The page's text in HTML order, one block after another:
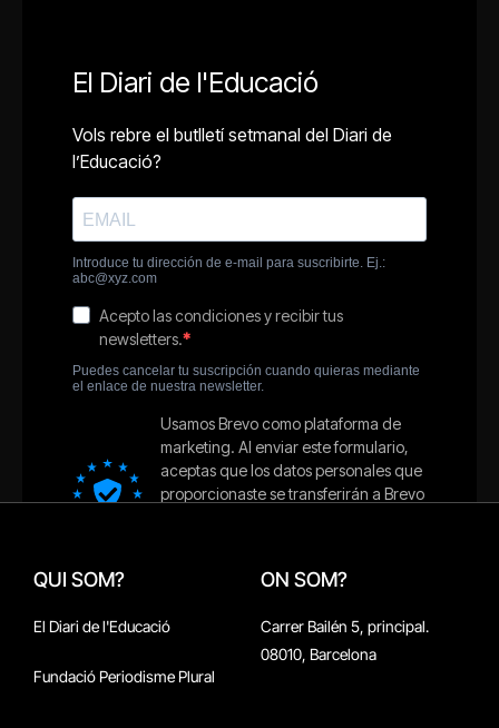
QUI SOM?
El Diari de l'Educació
Fundació Periodisme Plural
ON SOM?
Carrer Bailén 5, principal.
08010, Barcelona